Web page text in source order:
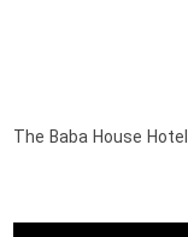
The Baba House Hotel